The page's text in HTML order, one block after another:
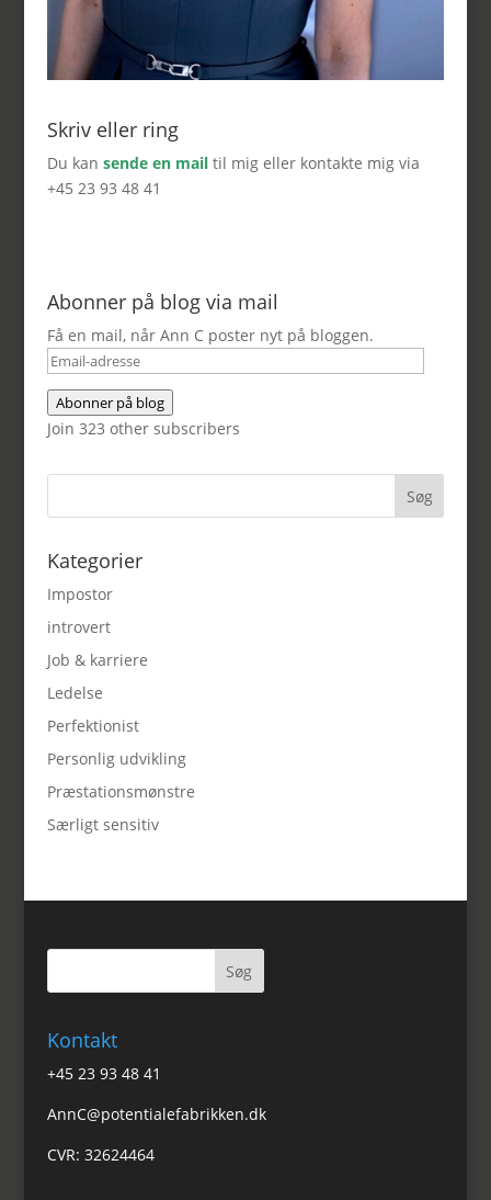
Skriv eller ring
Du kan sende en mail til mig eller kontakte mig via
+45 23 93 48 41
Abonner på blog via mail
Få en mail, når Ann C poster nyt på bloggen.
Email-
adresse
Abonner på blog
Join 323 other subscribers
Kategorier
Impostor
introvert
Job & karriere
Ledelse
Perfektionist
Personlig udvikling
Præstationsmønstre
Særligt sensitiv
Kontakt
+45 23 93 48 41
AnnC@potentialefabrikken.dk
CVR: 32624464